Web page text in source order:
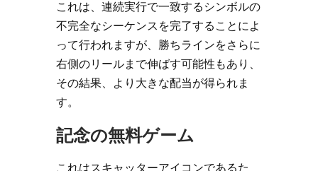
これは、連続実行で一致するシンボルの
不完全なシーケンスを完了することによ
って行われますが、勝ちラインをさらに
右側のリールまで伸ばす可能性もあり、
その結果、より大きな配当が得られま
す。
記念の無料ゲーム
これはスキャッターアイコンであるた